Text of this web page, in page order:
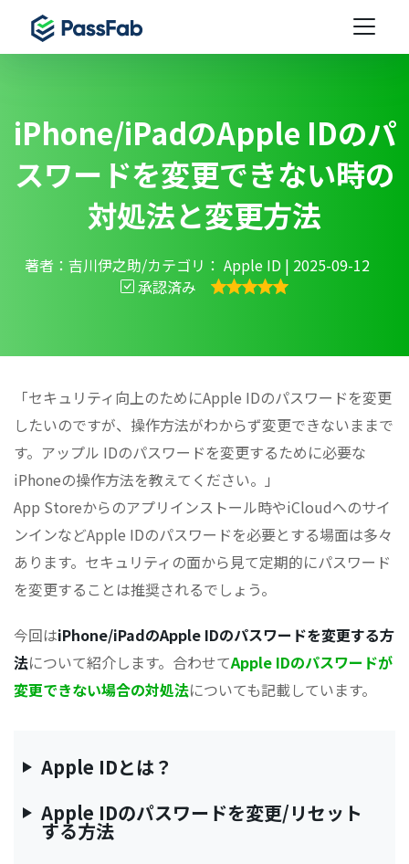
iPhone/iPadのApple IDのパ
スワードを変更できない時の
対処法と変更方法
著者：吉川伊之助/カテゴリ： Apple ID | 2025-09-12
承認済み
「セキュリティ向上のためにApple IDのパスワードを変更
したいのですが、操作方法がわからず変更できないままで
す。アップル IDのパスワードを変更するために必要な
iPhoneの操作方法を教えてください。」
App Storeからのアプリインストール時やiCloudへのサイ
ンインなどApple IDのパスワードを必要とする場面は多々
あります。セキュリティの面から見て定期的にパスワード
を変更することは推奨されるでしょう。
今回はiPhone/iPadのApple IDのパスワードを変更する方
法について紹介します。合わせてApple IDのパスワードが
変更できない場合の対処法についても記載しています。
Apple IDとは？
Apple IDのパスワードを変更/リセット
する方法